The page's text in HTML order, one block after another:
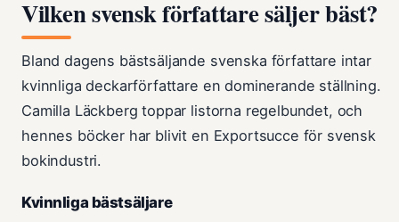
Vilken svensk författare säljer bäst?
Bland dagens bästsäljande svenska författare intar
kvinnliga deckarförfattare en dominerande ställning.
Camilla Läckberg toppar listorna regelbundet, och
hennes böcker har blivit en Exportsucce för svensk
bokindustri.
Kvinnliga bästsäljare